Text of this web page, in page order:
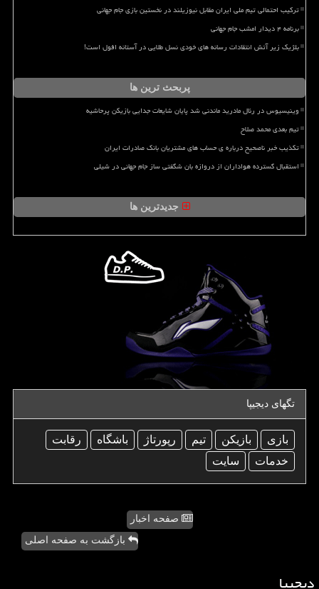
ترکیب احتمالی تیم ملی ایران مقابل نیوزیلند در نخستین بازی جام جهانی
برنامه ۴ دیدار امشب جام جهانی
بلژیک زیر آتش انتقادات رسانه های خودی نسل طلایی در آستانه افول است!
پربحث ترین ها
وینیسیوس در رئال مادرید ماندنی شد پایان شایعات جدایی بازیکن پرحاشیه
تیم بعدی محمد صلاح
تکذیب خبر ناصحیح درباره ی حساب های مشتریان بانک صادرات ایران
استقبال گسترده هواداران از دروازه بان شگفتی ساز جام جهانی در شیلی
جدیدترین ها
تگهای دیجیپا
بازی بازیكن تیم رپورتاژ باشگاه
رقابت
خدمات
سایت
صفحه اخبار
بازگشت به صفحه اصلی
دیجیپا